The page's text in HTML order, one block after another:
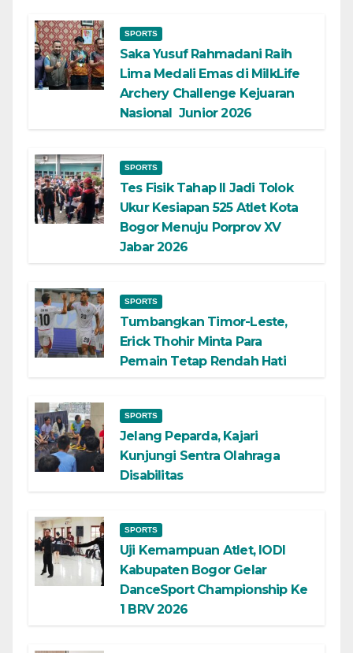
SPORTS
Saka Yusuf Rahmadani Raih
Lima Medali Emas di MilkLife
Archery Challenge Kejuaran
Nasional Junior 2026
SPORTS
Tes Fisik Tahap II Jadi Tolok
Ukur Kesiapan 525 Atlet Kota
Bogor Menuju Porprov XV
Jabar 2026
SPORTS
Tumbangkan Timor-Leste,
Erick Thohir Minta Para
Pemain Tetap Rendah Hati
SPORTS
Jelang Peparda, Kajari
Kunjungi Sentra Olahraga
Disabilitas
SPORTS
Uji Kemampuan Atlet, IODI
Kabupaten Bogor Gelar
DanceSport Championship Ke
1 BRV 2026